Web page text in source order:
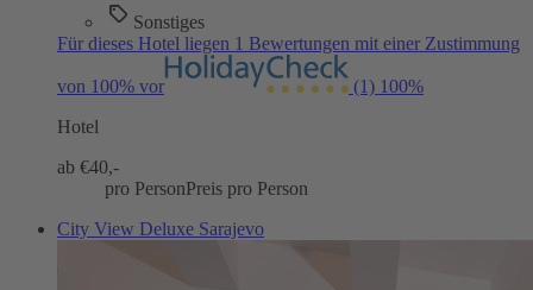
Sonstiges
Für dieses Hotel liegen 1 Bewertungen mit einer Zustimmung
von 100% vor (1) 100%
Hotel
ab €40,-
pro PersonPreis pro Person
City View Deluxe Sarajevo